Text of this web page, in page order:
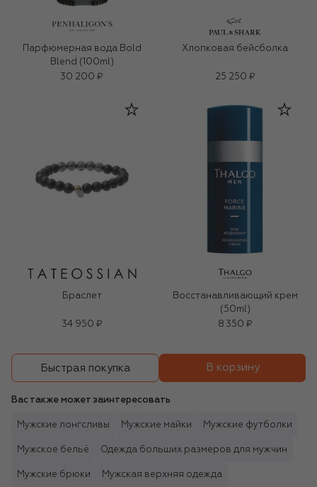
Парфюмерная вода Bold
Blend (100ml)
30 200 ₽
Хлопковая бейсболка
25 250 ₽
Браслет
34 950 ₽
Восстанавливающий крем
(50ml)
8 350 ₽
Быстрая покупка В корзину
Вас также может заинтересовать
Мужские лонгсливы Мужские майки Мужские футболки
Мужское бельё Одежда больших размеров для мужчин
Мужские брюки Мужская верхняя одежда